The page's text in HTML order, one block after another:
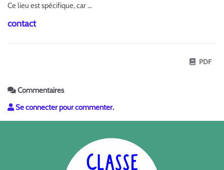
Ce lieu est spécifique, car ...
contact
PDF
Commentaires
Se connecter pour commenter.